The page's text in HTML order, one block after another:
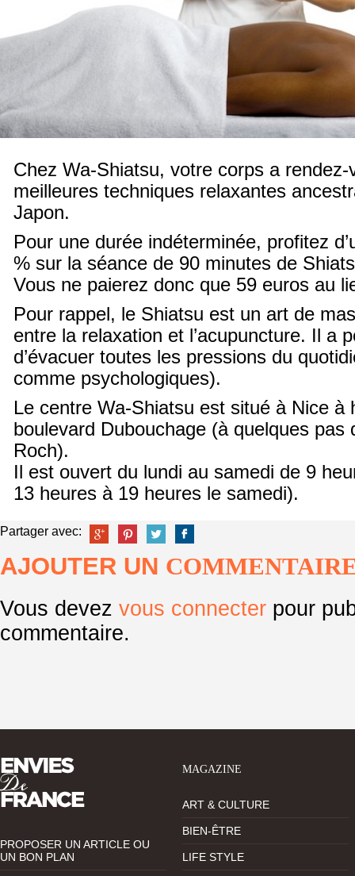
Chez Wa-Shiatsu, votre corps a rendez-
meilleures techniques relaxantes
Japon.
Pour une durée indéterminée, profitez
% sur la séance de 90 minutes de
Vous ne paierez donc que 59 euros au
Pour rappel, le Shiatsu est un art de
entre la relaxation et l’acupuncture. Il a
d’évacuer toutes les pressions du
comme psychologiques).
Le centre Wa-Shiatsu est situé à Nice à
boulevard Dubouchage (à quelques pas
Roch).
Il est ouvert du lundi au samedi de 9
13 heures à 19 heures le samedi).
Partager avec:
AJOUTER UN
Vous devez vous connecter pour
commentaire.
PROPOSER UN ARTICLE OU
UN BON PLAN
MAGAZINE
ART & CULTURE
BIEN-ÊTRE
LIFE STYLE